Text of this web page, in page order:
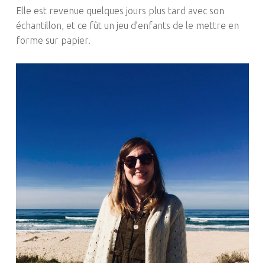
Elle est revenue quelques jours plus tard avec son
échantillon, et ce fût un jeu d’enfants de le mettre en
forme sur papier.